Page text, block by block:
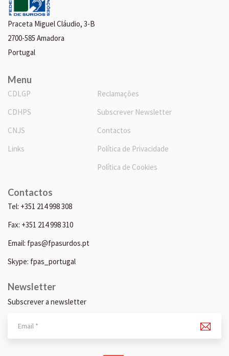
Praceta Miguel Cláudio, 3-B
2700-585 Amadora
Portugal
Menu
CDLGP
CDHPS
CNJS
Links
Reclamações
Subscrever Newsletter
Contactos
Política de Privacidade
Política de Cookies
Contactos
Tel: +351 214 998 308
Fax: +351 214 998 310
Email: fpas@fpasurdos.pt
Skype: fpas_portugal
Newsletter
Subscrever a newsletter